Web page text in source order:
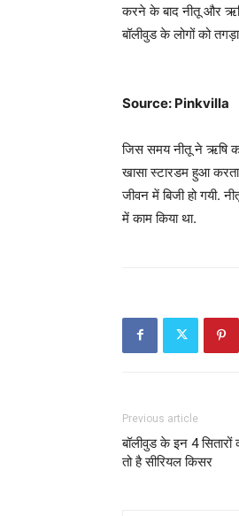
करने के बाद नीतू और
बॉलीवुड के लोगों को
Source: Pinkvilla
जिस समय नीतू ने ऋषि
खासा स्टारडम हुआ करता
जीवन में बिजी हो गयी.
में काम किया था.
Previous article
बॉलीवुड के इन 4 सितारों
तो है सीरियल किसर